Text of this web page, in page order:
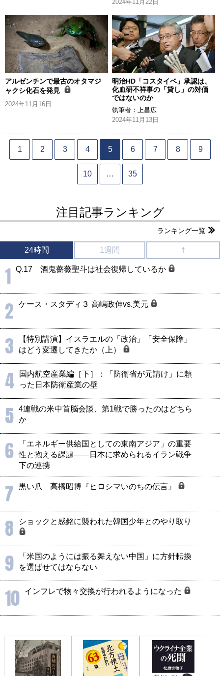
2024年11月22日
アルゼンチンで最古のオタマジ
ャクシ化石を発見
2024年11月16日
明治HD「コスタイベ」承認は、
化血研不祥事の「貸し」の対価
ではないのか
執筆者：上昌広
2024年11月13日
1 2 3 4 5 6 7 8 9
10 … 35
注目記事ランキング
ランキング一覧
24時間 1週間 f
1 Q.17 酒鬼薔薇聖斗は社会復帰しているか
2 ケース・スタディ３ 高嶋政伸vs.美元
3
【特別講演】イスラエルの「政治」「安全保障」
はどう変遷してきたか（上）
4
国内航空産業編［下］：「防衛省が元請け」に頼
った日本防衛産業の壁
5 4連戦の米中首脳会談、第1戦で勝ったのはどちら
か
6
「エネルギー供給国としての東南アジア」の重要
性と抱える課題――日本に求められるイラン戦争
下の連携
7 黒い爪 高橋昭博『ヒロシマいのちの伝言』
8 ショックと感銘に襲われた韓国少年とのやり取り
9
「米国のようには振る舞えない中国」に方針転換
を選ばせてはならない
10 インフレで物々交換が行われるようになった